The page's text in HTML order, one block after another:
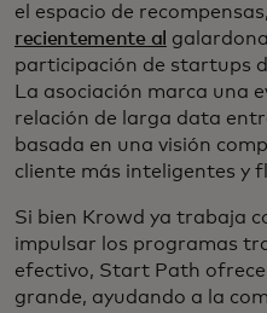
el espacio de recompensas,
recientemente al
participación de startups
La asociación marca una
relación de larga data
basada en una visión
cliente más inteligentes y
Si bien Krowd ya trabaja
impulsar los programas
efectivo, Start Path
grande, ayudando a la